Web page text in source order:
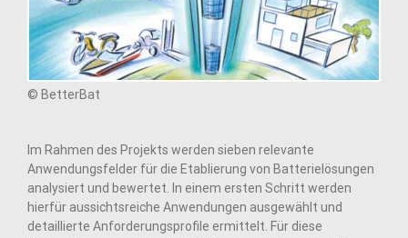
© BetterBat
Im Rahmen des Projekts werden sieben relevante
Anwendungsfelder für die Etablierung von Batterielösungen
analysiert und bewertet. In einem ersten Schritt werden
hierfür aussichtsreiche Anwendungen ausgewählt und
detaillierte Anforderungsprofile ermittelt. Für diese